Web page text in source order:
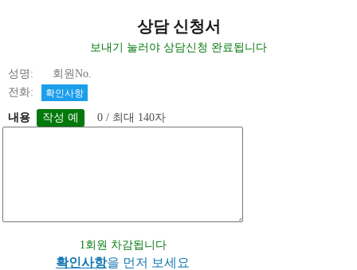
상담 신청서
보내기 눌러야 상담신청 완료됩니다
성명: 회원No.
전화:
확인사항
내용 0 / 최대 140자
1회원 차감됩니다
확인사항을 먼저 보세요